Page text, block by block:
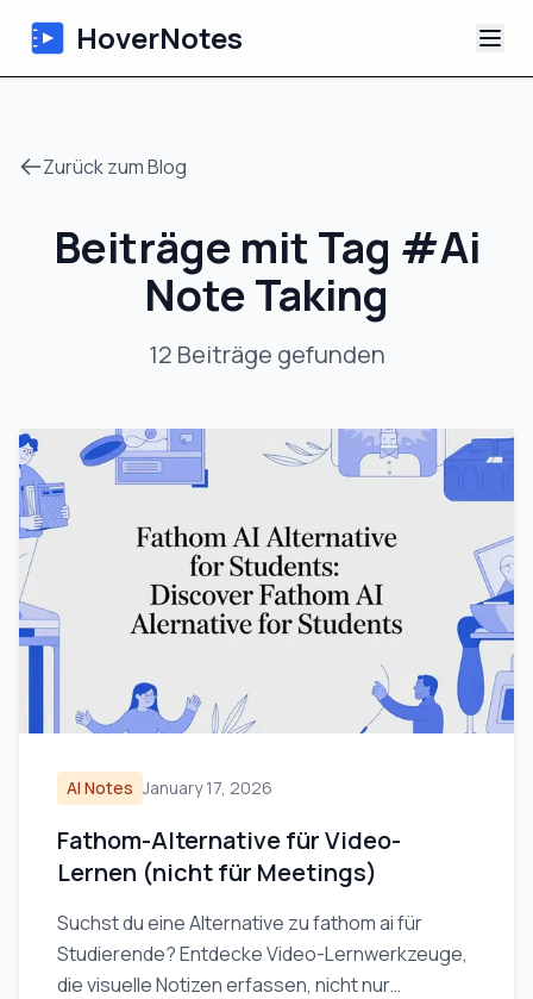
HoverNotes
KI-Video-Notizen
Tutorials
Über uns
Zurück zum Blog
Beiträge mit Tag #Ai
Note Taking
12 Beiträge gefunden
AI Notes January 17, 2026
Fathom-Alternative für Video-
Lernen (nicht für Meetings)
Suchst du eine Alternative zu fathom ai für
Studierende? Entdecke Video-Lernwerkzeuge,
die visuelle Notizen erfassen, nicht nur